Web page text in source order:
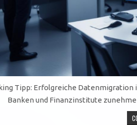
Tipp: Erfolgreiche
Banken und Finanzinstitute